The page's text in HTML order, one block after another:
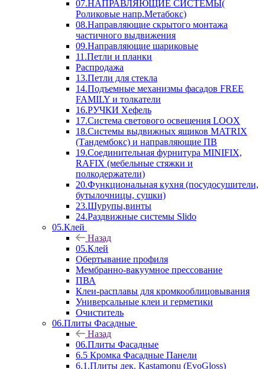
07.НАПРАВЛЯЮЩИЕ СИСТЕМЫ(
Роликовые напр.Метабокс)
08.Направляющие скрытого монтажа
частичного выдвижения
09.Направляющие шариковые
11.Петли и планки
Распродажа
13.Петли для стекла
14.Подъемные механизмы фасадов FREE
FAMILY и толкатели
16.РУЧКИ Хефель
17.Система светового освещения LOOX
18.Системы выдвижных ящиков MATRIX
(Тандембокс) и направляющие ПВ
19.Соединительная фурнитура MINIFIX,
RAFIX (мебельные стяжки и
полкодержатели)
20.Функциональная кухня (посудосушители,
бутылочницы, сушки)
23.Шурупы,винты
24.Раздвижные системы Slido
05.Клей
Назад
05.Клей
Обертывание профиля
Мембранно-вакуумное прессование
ПВА
Клеи-расплавы для кромкооблицовывания
Универсальные клеи и герметики
Очиститель
06.Плиты Фасадные
Назад
06.Плиты Фасадные
6.5 Кромка Фасадные Панели
6.1.Плиты дек. Kastamonu (EvoGloss)